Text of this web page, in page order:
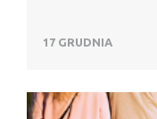
17 GRUDNIA